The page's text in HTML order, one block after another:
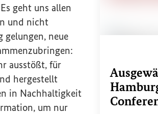
geht uns allen
und nicht
gelungen, neue
ausstößt, für
hergestellt
in Nachhaltigkeit
um nur